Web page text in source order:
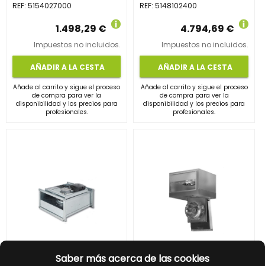
Saber más acerca de las cookies
REF: 5154027000
1.498,29 €
Impuestos no incluidos.
AÑADIR A LA CESTA
Añade al carrito y sigue el proceso
de compra para ver la
disponibilidad y los precios para
profesionales.
REF:5148102400
4.794,69 €
Impuestos no incluidos.
AÑADIR A LA CESTA
Añade al carrito y sigue el proceso
de compra para ver la
disponibilidad y los precios para
profesionales.
IRB-225 ECOWATT 230V50/60HZ N8